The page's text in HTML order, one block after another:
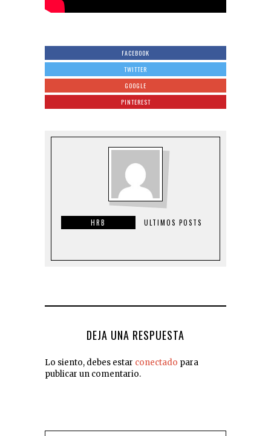
FACEBOOK
TWITTER
GOOGLE
PINTEREST
HRB ULTIMOS POSTS
DEJA UNA RESPUESTA
Lo siento, debes estar conectado para
publicar un comentario.